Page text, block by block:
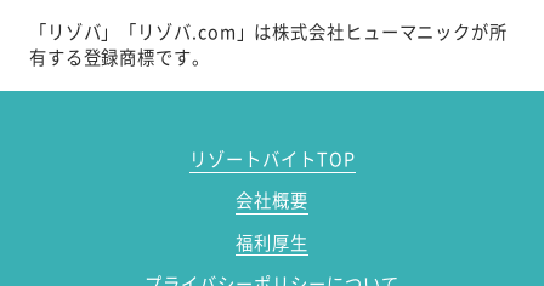
「リゾバ」「リゾバ.com」は株式会社ヒューマニックが所
有する登録商標です。
リゾートバイトTOP
会社概要
福利厚生